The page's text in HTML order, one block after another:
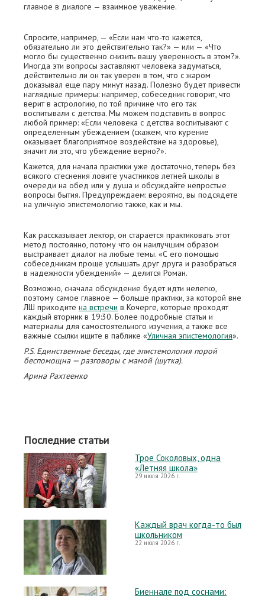
главное в диалоге — взаимное уважение.
Спросите, например, — «Если нам что-то кажется,
обязательно ли это действительно так?» — или — «Что
могло бы существенно снизить вашу уверенность в этом?».
Иногда эти вопросы заставляют человека задуматься,
действительно ли он так уверен в том, что с жаром
доказывал еще пару минут назад. Полезно будет привести
наглядные примеры: например, собеседник говорит, что
верит в астрологию, по той причине что его так
воспитывали с детства. Мы можем подставить в вопрос
любой пример: «Если человека с детства воспитывают с
определенным убеждением (скажем, что курение
оказывает благоприятное воздействие на здоровье),
значит ли это, что убеждение верно?».
Кажется, для начала практики уже достаточно, теперь без
всякого стеснения ловите участников летней школы в
очереди на обед или у душа и обсуждайте непростые
вопросы бытия. Предупреждаем: вероятно, вы подсядете
на уличную эпистемологию также, как и мы.
Как рассказывает лектор, он старается практиковать этот
метод постоянно, потому что он наилучшим образом
выстраивает диалог на любые темы. «С его помощью
собеседникам проще услышать друг друга и разобраться
в надежности убеждений» — делится Роман.
Возможно, сначала обсуждение будет идти нелегко,
поэтому самое главное — больше практики, за которой вне
ЛШ приходите на встречи в Кочерге, которые проходят
каждый вторник в 19:30. Более подробные статьи и
материалы для самостоятельного изучения, а также все
важные ссылки ищите в паблике «Уличная эпистемология».
P.S. Единственные беседы, где эпистемология порой
беспомощна — разговоры с мамой (шутка).
Арина Рахтеенко
Последние статьи
Трое Соколовых, одна
«Летняя школа»
29 июля 2026 г.
Каждый врач когда-то был
школьником
22 июля 2026 г.
Биеннале под соснами: